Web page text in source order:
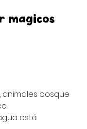
magicos
bosque
está